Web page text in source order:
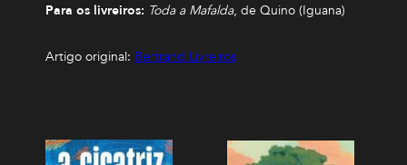
Para os livreiros: Toda a Mafalda, de Quino (Iguana)
Artigo original: Bertrand Livreiros